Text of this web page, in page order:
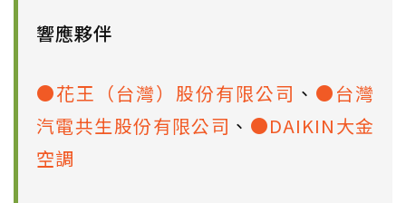
響應夥伴
●花王（台灣）股份有限公司 、 ●台灣
汽電共生股份有限公司 、 ●DAIKIN大金
空調